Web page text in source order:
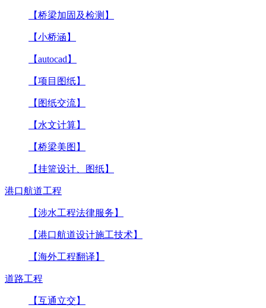
【桥梁加固及检测】
【小桥涵】
【autocad】
【项目图纸】
【图纸交流】
【水文计算】
【桥梁美图】
【挂篮设计、图纸】
港口航道工程
【涉水工程法律服务】
【港口航道设计施工技术】
【海外工程翻译】
道路工程
【互通立交】